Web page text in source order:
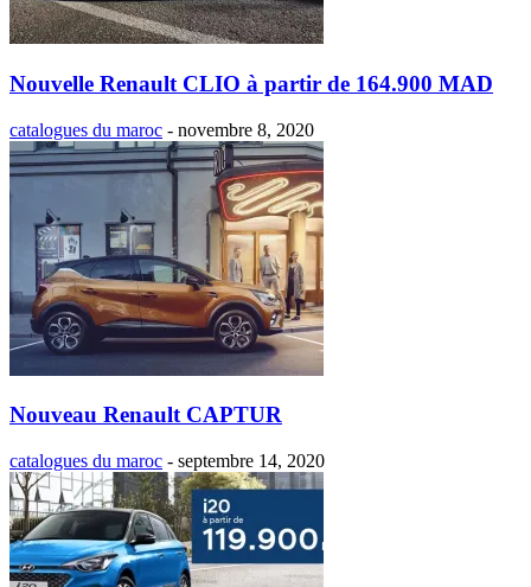
Nouvelle Renault CLIO à partir de 164.900 MAD
catalogues du maroc - novembre 8, 2020
Nouveau Renault CAPTUR
catalogues du maroc - septembre 14, 2020